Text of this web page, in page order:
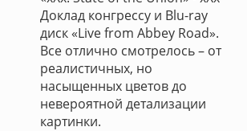
Доклад конгрессу и Blu-ray
диск «Live from Abbey Road».
Все отлично смотрелось – от
реалистичных, но
насыщенных цветов до
невероятной детализации
картинки.